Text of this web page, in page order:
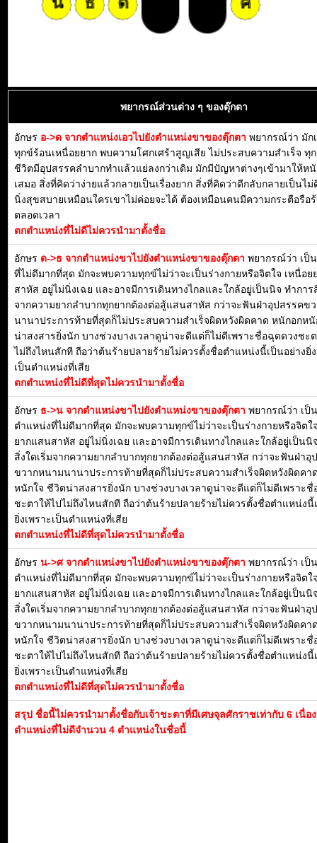
พยากรณ์ส่วนต่าง ๆ ของตุ๊กตา
อักษร อ->ด จากตำแหน่งเอวไปยังตำแหน่งขาของตุ๊กตา พยากรณ์ว่า มัก
ทุกข์ร้อนเหนื่อยยาก พบความโศกเศร้าสูญเสีย ไม่ประสบความสำเร็จ ทุ
ชีวิตมีอุปสรรคลำบากทำแล้วแย่ลงกว่าเดิม มักมีปัญหาต่างๆเข้ามาให้หนั
เสมอ สิ่งที่คิดว่าง่ายแล้วกลายเป็นเรื่องยาก สิ่งที่คิดว่าดีกลับกลายเป็นไม่
นิ่งสุขสบายเหมือนใครเขาไม่ค่อยจะได้ ต้องเหมือนคนมีความกระตือรือ
ตลอดเวลา
ตกตำแหน่งที่ไม่ดีไม่ควรนำมาตั้งชื่อ
อักษร ด->ธ จากตำแหน่งขาไปยังตำแหน่งขาของตุ๊กตา พยากรณ์ว่า เป็
ที่ไม่ดีมากที่สุด มักจะพบความทุกข์ไม่ว่าจะเป็นร่างกายหรือจิตใจ เหนื่อย
สาหัส อยู่ไม่นิ่งเฉย และอาจมีการเดินทางไกลและใกล้อยู่เป็นนิจ ทำการ
จากความยากลำบากทุกยากต้องต่อสู้แสนสาหัส กว่าจะฟันฝ่าอุปสรรคข
นานาประการท้ายที่สุดก็ไม่ประสบความสำเร็จผิดหวังผิดคาด หนักอกห
น่าสงสารยิ่งนัก บางช่วงบางเวลาดูน่าจะดีแต่ก็ไม่ดีเพราะชื่อฉุดดวงชะ
ไม่ถึงไหนสักที ถือว่าต้นร้ายปลายร้ายไม่ควรตั้งชื่อตำแหน่งนี้เป็นอย่างยิ่ง
เป็นตำแหน่งที่เสีย
ตกตำแหน่งที่ไม่ดีที่สุดไม่ควรนำมาตั้งชื่อ
อักษร ธ->น จากตำแหน่งขาไปยังตำแหน่งขาของตุ๊กตา พยากรณ์ว่า เป็น
ตำแหน่งที่ไม่ดีมากที่สุด มักจะพบความทุกข์ไม่ว่าจะเป็นร่างกายหรือจิตใ
ยากแสนสาหัส อยู่ไม่นิ่งเฉย และอาจมีการเดินทางไกลและใกล้อยู่เป็นนิ
สิ่งใดเริ่มจากความยากลำบากทุกยากต้องต่อสู้แสนสาหัส กว่าจะฟันฝ่าอุ
ขวากหนามนานาประการท้ายที่สุดก็ไม่ประสบความสำเร็จผิดหวังผิดคา
หนักใจ ชีวิตน่าสงสารยิ่งนัก บางช่วงบางเวลาดูน่าจะดีแต่ก็ไม่ดีเพราะชื่
ชะตาให้ไปไม่ถึงไหนสักที ถือว่าต้นร้ายปลายร้ายไม่ควรตั้งชื่อตำแหน่งนี้
ยิ่งเพราะเป็นตำแหน่งที่เสีย
ตกตำแหน่งที่ไม่ดีที่สุดไม่ควรนำมาตั้งชื่อ
อักษร น->ศ จากตำแหน่งขาไปยังตำแหน่งขาของตุ๊กตา พยากรณ์ว่า เป็น
ตำแหน่งที่ไม่ดีมากที่สุด มักจะพบความทุกข์ไม่ว่าจะเป็นร่างกายหรือจิตใ
ยากแสนสาหัส อยู่ไม่นิ่งเฉย และอาจมีการเดินทางไกลและใกล้อยู่เป็นนิ
สิ่งใดเริ่มจากความยากลำบากทุกยากต้องต่อสู้แสนสาหัส กว่าจะฟันฝ่าอุ
ขวากหนามนานาประการท้ายที่สุดก็ไม่ประสบความสำเร็จผิดหวังผิดคา
หนักใจ ชีวิตน่าสงสารยิ่งนัก บางช่วงบางเวลาดูน่าจะดีแต่ก็ไม่ดีเพราะชื่
ชะตาให้ไปไม่ถึงไหนสักที ถือว่าต้นร้ายปลายร้ายไม่ควรตั้งชื่อตำแหน่งนี้
ยิ่งเพราะเป็นตำแหน่งที่เสีย
ตกตำแหน่งที่ไม่ดีที่สุดไม่ควรนำมาตั้งชื่อ
สรุป ชื่อนี้ไม่ควรนำมาตั้งชื่อกับเจ้าชะตาที่มีเศษจุลศักราชเท่ากับ 6 เนื่อ
ตำแหน่งที่ไม่ดีจำนวน 4 ตำแหน่งในชื่อนี้